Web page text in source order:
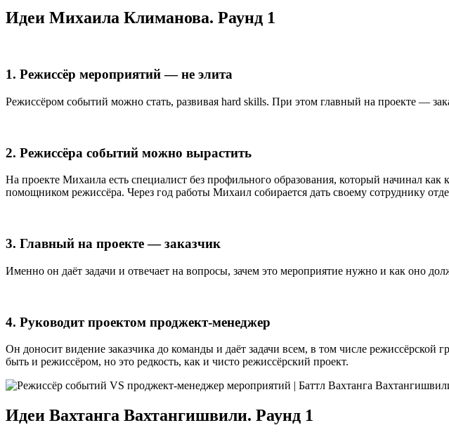
Идеи Михаила Климанова. Раунд 1
1. Режиссёр мероприятий — не элита
Режиссёром событий можно стать, развивая hard skills. При этом главный на проекте —
2. Режиссёра событий можно вырастить
На проекте Михаила есть специалист без профильного образования, который начинал
помощником режиссёра. Через год работы Михаил собирается дать своему сотруднику
3. Главный на проекте — заказчик
Именно он даёт задачи и отвечает на вопросы, зачем это мероприятие нужно и как оно
4. Руководит проектом проджект-менеджер
Он доносит видение заказчика до команды и даёт задачи всем, в том числе
быть и режиссёром, но это редкость, как и чисто режиссёрский проект.
Идеи Вахтанга Вахтангишвили. Раунд 1